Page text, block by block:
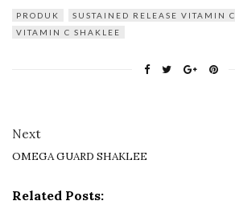
PRODUK
SUSTAINED RELEASE VITAMIN C
VITAMIN C SHAKLEE
Next
OMEGA GUARD SHAKLEE
Related Posts: